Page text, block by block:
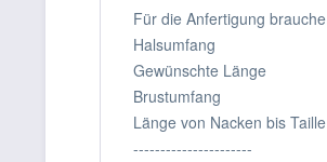
Für die Anfertigung
Halsumfang
Gewünschte Länge
Brustumfang
Länge von Nacken bis Taille
----------------------